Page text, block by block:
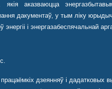
аказваюцца
дакументаў, у тым ліку
і энергазабеспячальнай
дзеянняў і дадатковых